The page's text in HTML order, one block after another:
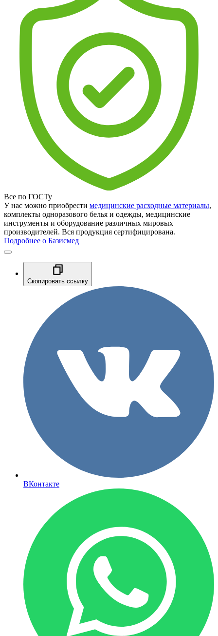
Все по ГОСТу
У нас можно приобрести медицинские расходные материалы,
комплекты одноразового белья и одежды, медицинские
инструменты и оборудование различных мировых
производителей. Вся продукция сертифицирована.
Подробнее о Базисмед
Скопировать ссылку
ВКонтакте